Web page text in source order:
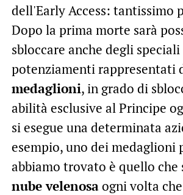
Dopo la prima morte sarà
sbloccare anche degli speciali
potenziamenti rappresentati
medaglioni, in grado di
abilità esclusive al Principe
si esegue una determinata
esempio, uno dei medaglioni
abbiamo trovato è quello che
nube velenosaogni volta che